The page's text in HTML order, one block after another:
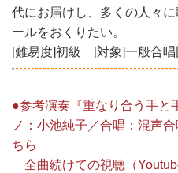
代にお届けし、多くの人々
ールをおくりたい。
[難易度]初級 [対象]一般合唱
●参考演奏『重なり合う手と
ノ：小池純子／合唱：混声
ちら
全曲続けての視聴（